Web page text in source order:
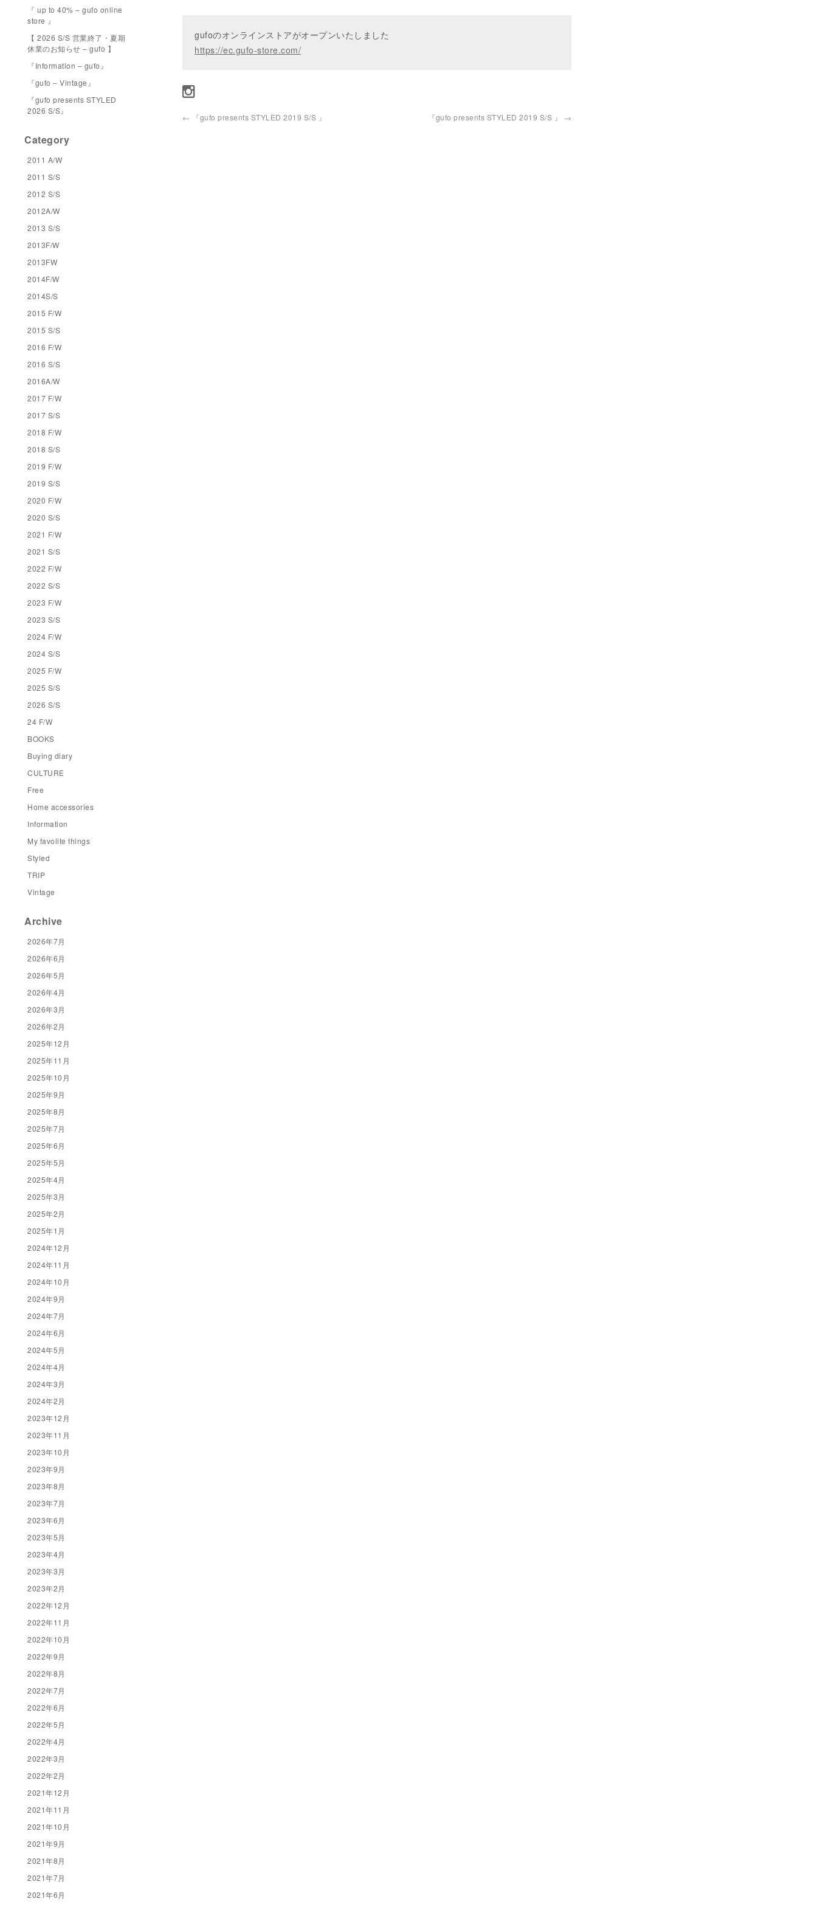
gufoのオンラインストアがオープンいたしました
https://ec.gufo-store.com/
← 『gufo presents STYLED 2019 S/S 』 『gufo presents STYLED 2019 S/S 』 →
『 up to 40% – gufo online
store 』
【 2026 S/S 営業終了・夏期
休業のお知らせ – gufo 】
『Information – gufo』
『gufo – Vintage』
『gufo presents STYLED
2026 S/S』
Category
2011 A/W
2011 S/S
2012 S/S
2012A/W
2013 S/S
2013F/W
2013FW
2014F/W
2014S/S
2015 F/W
2015 S/S
2016 F/W
2016 S/S
2016A/W
2017 F/W
2017 S/S
2018 F/W
2018 S/S
2019 F/W
2019 S/S
2020 F/W
2020 S/S
2021 F/W
2021 S/S
2022 F/W
2022 S/S
2023 F/W
2023 S/S
2024 F/W
2024 S/S
2025 F/W
2025 S/S
2026 S/S
24 F/W
BOOKS
Buying diary
CULTURE
Free
Home accessories
Information
My favolite things
Styled
TRIP
Vintage
Archive
2026年7月
2026年6月
2026年5月
2026年4月
2026年3月
2026年2月
2025年12月
2025年11月
2025年10月
2025年9月
2025年8月
2025年7月
2025年6月
2025年5月
2025年4月
2025年3月
2025年2月
2025年1月
2024年12月
2024年11月
2024年10月
2024年9月
2024年7月
2024年6月
2024年5月
2024年4月
2024年3月
2024年2月
2023年12月
2023年11月
2023年10月
2023年9月
2023年8月
2023年7月
2023年6月
2023年5月
2023年4月
2023年3月
2023年2月
2022年12月
2022年11月
2022年10月
2022年9月
2022年8月
2022年7月
2022年6月
2022年5月
2022年4月
2022年3月
2022年2月
2021年12月
2021年11月
2021年10月
2021年9月
2021年8月
2021年7月
2021年6月